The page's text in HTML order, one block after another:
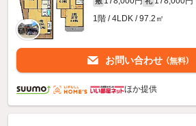
1階 / 4LDK / 97.2㎡
お問い合わせ （無料）
ほか提供